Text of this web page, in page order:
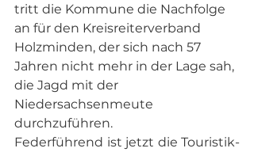
tritt die Kommune die Nachfolge
an für den Kreisreiterverband
Holzminden, der sich nach 57
Jahren nicht mehr in der Lage sah,
die Jagd mit der
Niedersachsenmeute
durchzuführen.
Federführend ist jetzt die Touristik-